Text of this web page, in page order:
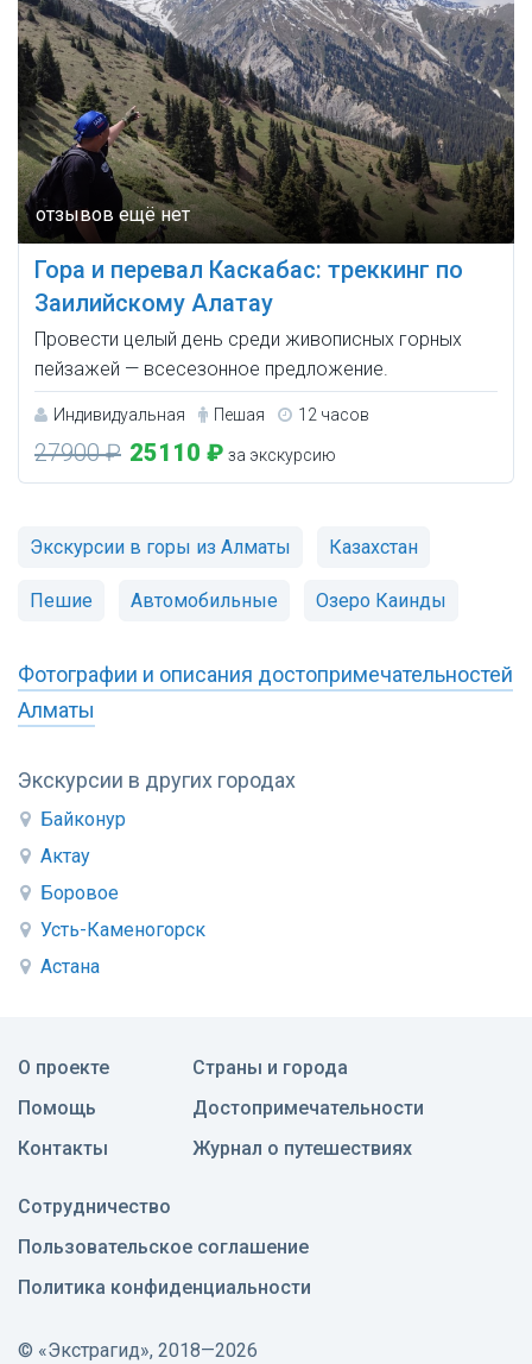
Экскурсии в других городах
Байконур
Актау
Боровое
Усть-Каменогорск
Астана
Гора и перевал Каскабас: треккинг по
Заилийскому Алатау
Провести целый день среди живописных горных
пейзажей — всесезонное предложение.
Индивидуальная Пешая 12 часов
27900 ₽ 25110 ₽ за экскурсию
Экскурсии в горы из Алматы Казахстан
Пешие Автомобильные Озеро Каинды
Фотографии и описания достопримечательностей
Алматы
О проекте
Помощь
Контакты
Страны и города
Достопримечательности
Журнал о путешествиях
Сотрудничество
Пользовательское соглашение
Политика конфиденциальности
© «Экстрагид», 2018—2026